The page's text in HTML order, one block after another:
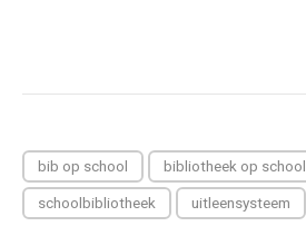
bib op school bibliotheek op school
schoolbibliotheek uitleensysteem